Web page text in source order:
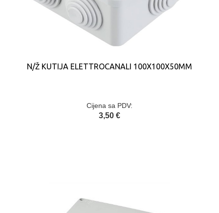
N/Ž KUTIJA ELETTROCANALI 100X100X50MM
Cijena sa PDV:
3,50 €